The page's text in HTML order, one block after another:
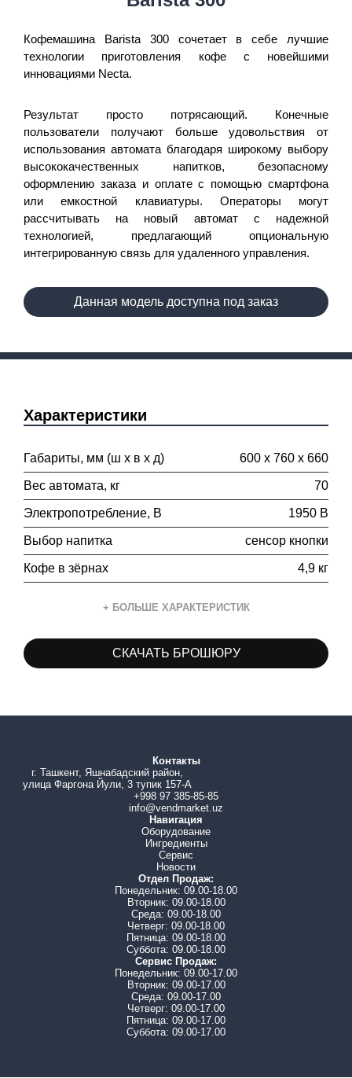
Кофемашина Barista 300 сочетает в себе лучшие
технологии приготовления кофе с новейшими
инновациями Necta.
Результат просто потрясающий. Конечные
пользователи получают больше удовольствия от
использования автомата благодаря широкому выбору
высококачественных напитков, безопасному
оформлению заказа и оплате с помощью смартфона
или емкостной клавиатуры. Операторы могут
рассчитывать на новый автомат с надежной
технологией, предлагающий опциональную
интегрированную связь для удаленного управления.
Данная модель доступна под заказ
Характеристики
Габариты, мм (ш х в х д) 600 х 760 х 660
Вес автомата, кг 70
Электропотребление, В 1950 В
Выбор напитка сенсор кнопки
Кофе в зёрнах 4,9 кг
+ БОЛЬШЕ ХАРАКТЕРИСТИК
Шоколад 2.4 кг
Стаканы / Размешиватели
Подключение платежных систем
СКАЧАТЬ БРОШЮРУ
Контакты
г. Ташкент, Яшнабадский район,
улица Фаргона Йули, 3 тупик 157-А
+998 97 385-85-85
info@vendmarket.uz
Навигация
Оборудование
Ингредиенты
Сервис
Новости
Отдел Продаж:
Понедельник: 09.00-18.00
Вторник: 09.00-18.00
Среда: 09.00-18.00
Четверг: 09.00-18.00
Пятница: 09.00-18.00
Суббота: 09.00-18.00
Сервис Продаж:
Понедельник: 09.00-17.00
Вторник: 09.00-17.00
Среда: 09.00-17.00
Четверг: 09.00-17.00
Пятница: 09.00-17.00
Суббота: 09.00-17.00